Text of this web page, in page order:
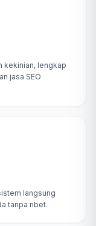
kekinian, lengkap
jasa SEO
langsung
tanpa ribet.